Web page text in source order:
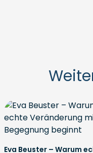
Eva Beuster – Warum